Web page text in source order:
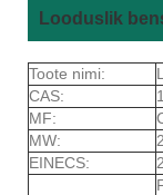
Looduslik
Toote nimi:
CAS:
MF:
MW:
EINECS: